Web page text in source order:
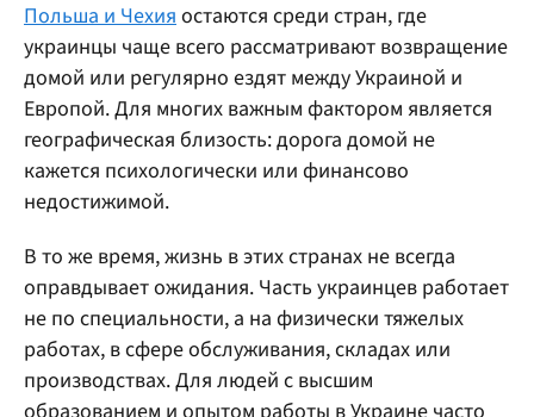
Польша и Чехияостаются среди стран, где
украинцы чаще всего рассматривают возвращение
домой или регулярно ездят между Украиной и
Европой. Для многих важным фактором является
географическая близость: дорога домой не
кажется психологически или финансово
недостижимой.
В то же время, жизнь в этих странах не всегда
оправдывает ожидания. Часть украинцев работает
не по специальности, а на физически тяжелых
работах, в сфере обслуживания, складах или
производствах. Для людей с высшим